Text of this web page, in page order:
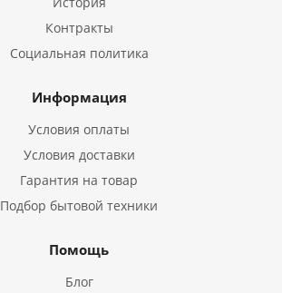
Контракты
Социальная политика
Информация
Условия оплаты
Условия доставки
Гарантия на товар
Подбор бытовой техники
Помощь
Блог